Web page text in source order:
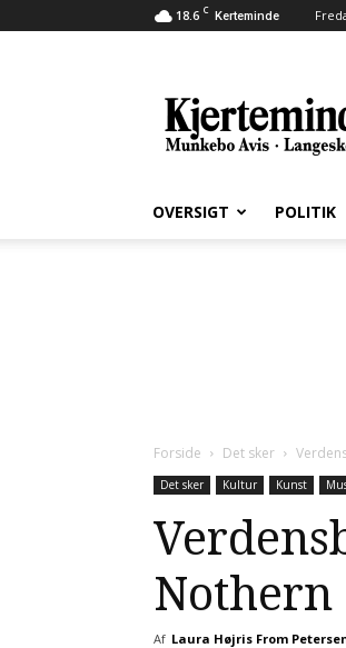
18.6 C Kerteminde
Avis
OVERSIGT POLITIK
Forside Det sker
Det sker Kultur Kunst
Nothern
Af Laura Højris From